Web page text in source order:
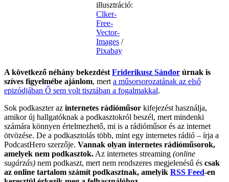
illusztráció:
Clker-
Free-
Vector-
Images /
Pixabay
A következő néhány bekezdést Friderikusz Sándor úrnak is
szíves figyelmébe ajánlom, mert a műsorsorozatának az első
epizódjában Ő sem volt tisztában a fogalmakkal.
Sok podkaszter az internetes rádióműsor kifejezést használja,
amikor új hallgatóknak a podkasztokról beszél, mert mindenki
számára könnyen értelmezhető, mi is a rádióműsor és az internet
ötvözése. De a podkasztolás több, mint egy internetes rádió – írja a
PodcastHero szerzője. Vannak olyan internetes rádióműsorok,
amelyek nem podkasztok. Az internetes streaming (online
sugárzás) nem podkaszt, mert nem rendszeres megjelenésű és csak
az online tartalom számít podkasztnak, amelyik RSS Feed-en